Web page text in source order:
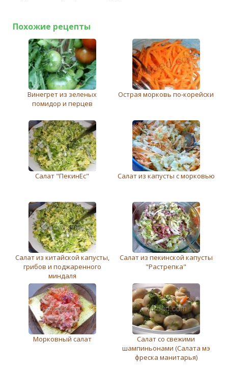
Похожие рецепты
Винегрет из зеленых
помидор и перцев
Острая морковь по-корeйски
Салат "ПекинЕс" Салат из капусты с морковью
Салат из китайской капусты,
грибов и поджаренного
миндаля
Салат из пекинской капусты
"Растрепка"
Морковный салат
Салат со свежими
шампиньонами (Салата мэ
фреска манитарья)